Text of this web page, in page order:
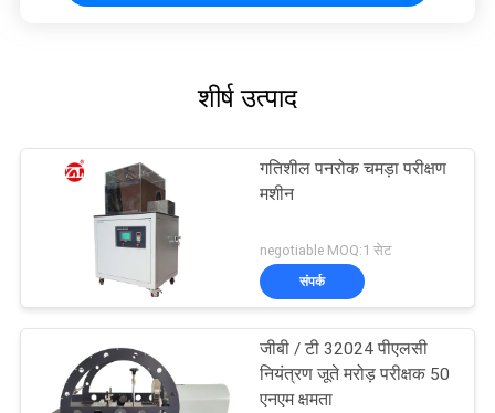
शीर्ष उत्पाद
गतिशील पनरोक चमड़ा परीक्षण
मशीन
negotiable MOQ:1 सेट
संपर्क
जीबी / टी 32024 पीएलसी
नियंत्रण जूते मरोड़ परीक्षक 50
एनएम क्षमता